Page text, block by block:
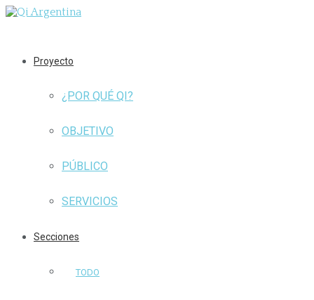
Proyecto
¿POR QUÉ QI?
OBJETIVO
PÚBLICO
SERVICIOS
Secciones
TODO